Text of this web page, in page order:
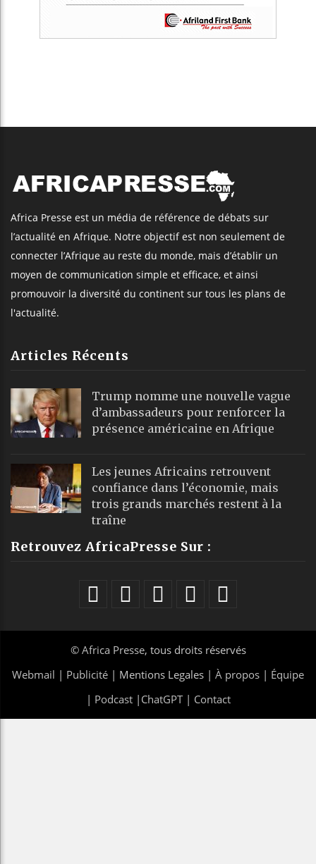
Africa Presse est un média de référence de débats sur
l’actualité en Afrique. Notre objectif est non seulement de
connecter l’Afrique au reste du monde, mais d’établir un
moyen de communication simple et efficace, et ainsi
promouvoir la diversité du continent sur tous les plans de
l'actualité.
Articles Récents
Trump nomme une nouvelle vague
d’ambassadeurs pour renforcer la
présence américaine en Afrique
Les jeunes Africains retrouvent
confiance dans l’économie, mais
trois grands marchés restent à la
traîne
Retrouvez AfricaPresse Sur :
© Africa Presse, tous droits réservés
Webmail | Publicité | Mentions Legales | À propos | Équipe
| Podcast| ChatGPT| Contact